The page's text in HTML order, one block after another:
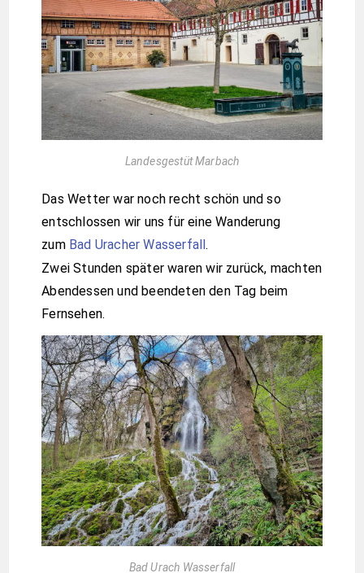
Landesgestüt Marbach
Das Wetter war noch recht schön und so
entschlossen wir uns für eine Wanderung
zum Bad Uracher Wasserfall.
Zwei Stunden später waren wir zurück, machten
Abendessen und beendeten den Tag beim
Fernsehen.
Bad Urach Wasserfall